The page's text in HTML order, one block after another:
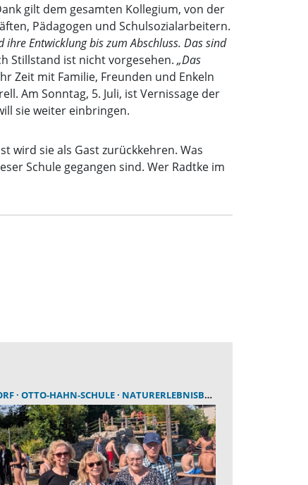
gilt dem gesamten Kollegium, von der
Pädagogen und Schulsozialarbeitern.
Entwicklung bis zum Abschluss. Das sind
Stillstand ist nicht vorgesehen. „Das
Zeit mit Familie, Freunden und Enkeln
Am Sonntag, 5. Juli, ist Vernissage der
sie weiter einbringen.
wird sie als Gast zurückkehren. Was
Schule gegangen sind. Wer Radtke im
OTTO-HAHN-SCHULE NATURERLEBNISBAD